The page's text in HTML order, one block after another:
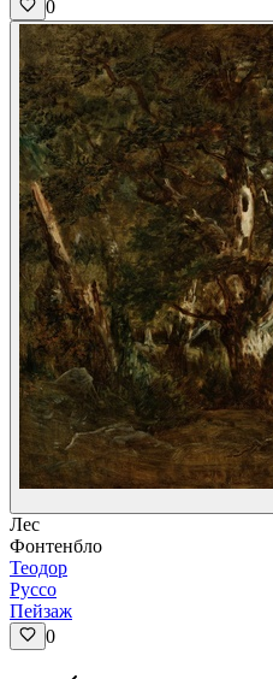
0
Лес
Фонтенбло
Теодор
Руссо
Пейзаж
0